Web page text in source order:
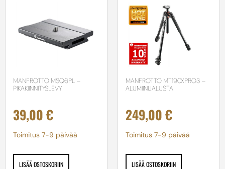
MANFROTTO MSQ6PL –
PIKAKIINNITYSLEVY
39,00€
Toimitus 7-9 päivää
LISÄÄ OSTOSKORIIN
MANFROTTO MT190XPRO3 –
ALUMIINIJALUSTA
249,00€
Toimitus 7-9 päivää
LISÄÄ OSTOSKORIIN